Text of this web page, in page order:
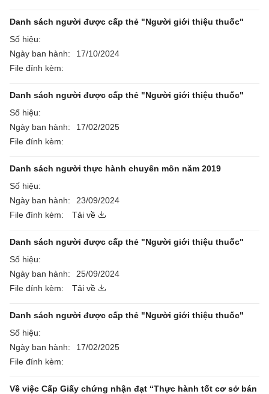
Danh sách người được cấp thẻ "Người giới thiệu thuốc"
Số hiệu:
Ngày ban hành:
17/10/2024
File đính kèm:
Danh sách người được cấp thẻ "Người giới thiệu thuốc"
Số hiệu:
Ngày ban hành:
17/02/2025
File đính kèm:
Danh sách người thực hành chuyên môn năm 2019
Số hiệu:
Ngày ban hành:
23/09/2024
File đính kèm:
Tải về
Danh sách người được cấp thẻ "Người giới thiệu thuốc"
Số hiệu:
Ngày ban hành:
25/09/2024
File đính kèm:
Tải về
Danh sách người được cấp thẻ "Người giới thiệu thuốc"
Số hiệu:
Ngày ban hành:
17/02/2025
File đính kèm:
Về việc Cấp Giấy chứng nhận đạt “Thực hành tốt cơ sở bán